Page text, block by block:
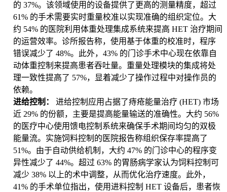
的 37%。该领域使用的设备提供了更高的测量精度，超过
61% 的手术需要实时重量校准以实现准确的组织定位。大
约 54% 的医院利用体重处理集成系统来提高 HET 治疗期间
的运营效率。诊所报告称，使用基于体重的校准时，程序
错误减少了 48%。此外，43% 的门诊手术中心现在依靠自
动体重控制来提高患者吞吐量。重量处理模块的集成将处
理一致性提高了 57%，显着减少了操作过程中对操作员的
依赖。
进给控制： 进给控制应用占据了痔疮能量治疗 (HET) 市场
近 29% 的份额，主要是提高能量输送的准确性。大约 56%
的医疗中心使用馈电控制系统来确保手术期间均匀的双极
能量流。实施饲料控制的医院报告称组织保存率提高了
51%。由于自动供给机制，大约 47% 的门诊中心的程序变
异性减少了 44%。超过 63% 的胃肠病学家认为饲料控制可
减少 38% 以上的术中调整，从而优化治疗速度。此外，
41% 的手术单位指出，使用进料控制 HET 设备后，患者恢